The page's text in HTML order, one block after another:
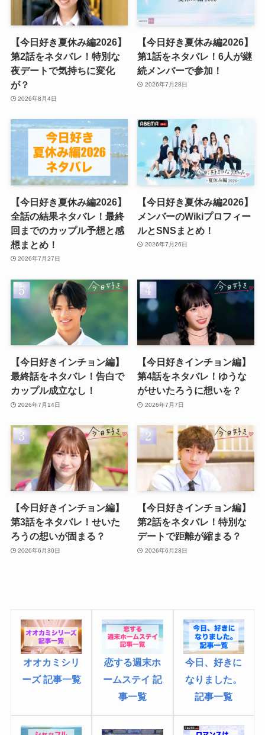
【今日好き夏休み編2026】
第2話をネタバレ！特別な
夜デートで気持ちに変化
が？
2026年8月4日
【今日好き夏休み編2026】
第1話をネタバレ！6人が継
続メンバーで参加！
2026年7月28日
【今日好き夏休み編2026】
全話の結果ネタバレ！最終
回までのカップル予想と感
想まとめ！
2026年7月27日
【今日好き夏休み編2026】
メンバーのWikiプロフィー
ルとSNSまとめ！
2026年7月26日
【今日好きインチョン編】
最終話をネタバレ！告白で
カップル成立なし！
2026年7月14日
【今日好きインチョン編】
第4話をネタバレ！ゆうな
がせいたろうに想いを？
2026年7月7日
【今日好きインチョン編】
第3話をネタバレ！せいた
ろうの想いが固まる？
2026年6月30日
【今日好きインチョン編】
第2話をネタバレ！特別な
デートで距離が縮まる？
2026年6月23日
オオカミシリ
ーズ 記事一覧
恋する週末ホ
ームステイ 記
事一覧
今日、好きに
なりました。
記事一覧